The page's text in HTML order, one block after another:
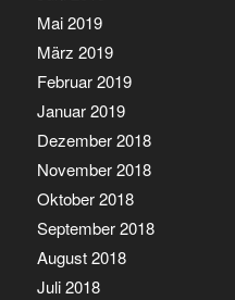
Mai 2019
März 2019
Februar 2019
Januar 2019
Dezember 2018
November 2018
Oktober 2018
September 2018
August 2018
Juli 2018